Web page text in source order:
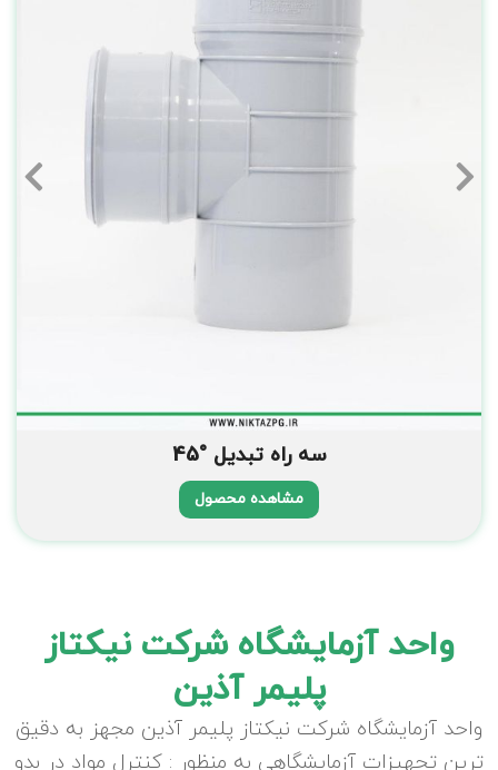
سه راه تبدیل °45
مشاهده محصول
واحد آزمایشگاه شرکت نیکتاز
پلیمر آذین
واحد آزمایشگاه شرکت نیکتاز پلیمر آذین مجهز به دقیق
ترین تجهیزات آزمایشگاهی به منظور : کنترل مواد در بدو